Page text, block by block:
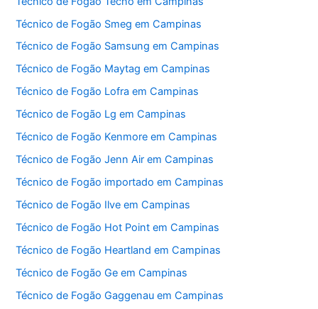
Técnico de Fogão Smeg em Campinas
Técnico de Fogão Samsung em Campinas
Técnico de Fogão Maytag em Campinas
Técnico de Fogão Lofra em Campinas
Técnico de Fogão Lg em Campinas
Técnico de Fogão Kenmore em Campinas
Técnico de Fogão Jenn Air em Campinas
Técnico de Fogão importado em Campinas
Técnico de Fogão Ilve em Campinas
Técnico de Fogão Hot Point em Campinas
Técnico de Fogão Heartland em Campinas
Técnico de Fogão Ge em Campinas
Técnico de Fogão Gaggenau em Campinas